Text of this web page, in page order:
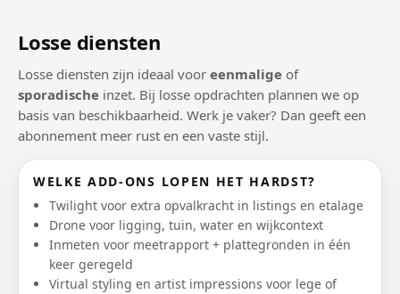
Losse diensten
Losse diensten zijn ideaal voor eenmalige of
sporadische inzet. Bij losse opdrachten plannen we op
basis van beschikbaarheid. Werk je vaker? Dan geeft een
abonnement meer rust en een vaste stijl.
WELKE ADD-ONS LOPEN HET HARDST?
Twilight voor extra opvalkracht in listings en etalage
Drone voor ligging, tuin, water en wijkcontext
Inmeten voor meetrapport + plattegronden in één
keer geregeld
Virtual styling en artist impressions voor lege of